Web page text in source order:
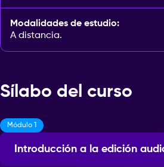
Modalidades de estudio:
A distancia.
Sílabo del curso
Módulo 1
Introducción a la edición